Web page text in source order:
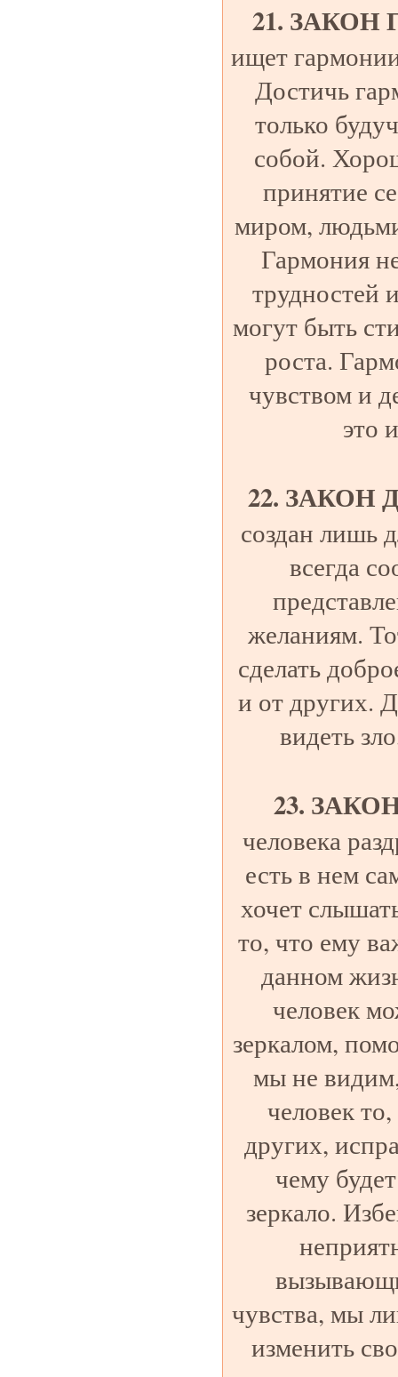
21.
ищет
Достичь
только
собой.
принятие
миром,
Гармония
трудностей
могут быть
роста.
чувством и
это
22. ЗАКОН
создан лишь
всегда
желаниям.
сделать
и от других.
видеть
23.
человека
есть в нем
хочет
то, что ему
данном
человек
зеркалом,
мы не
человек
других,
чему
зеркало.
чувства, мы
изменить